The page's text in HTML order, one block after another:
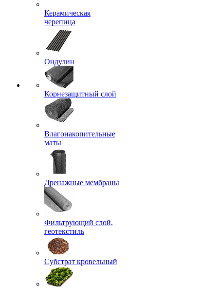
Керамическая
черепица
Ондулин
Корнезащитный слой
Влагонакопительные
маты
Дренажные мембраны
Фильтрующий слой,
геотекстиль
Субстрат кровельный